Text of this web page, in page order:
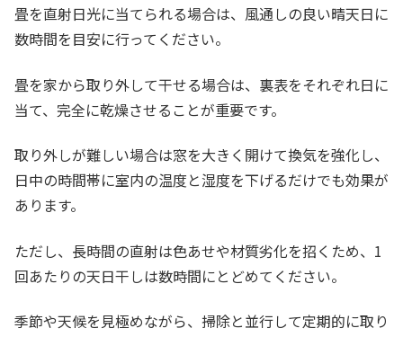
畳を直射日光に当てられる場合は、風通しの良い晴天日に
数時間を目安に行ってください。
畳を家から取り外して干せる場合は、裏表をそれぞれ日に
当て、完全に乾燥させることが重要です。
取り外しが難しい場合は窓を大きく開けて換気を強化し、
日中の時間帯に室内の温度と湿度を下げるだけでも効果が
あります。
ただし、長時間の直射は色あせや材質劣化を招くため、1
回あたりの天日干しは数時間にとどめてください。
季節や天候を見極めながら、掃除と並行して定期的に取り